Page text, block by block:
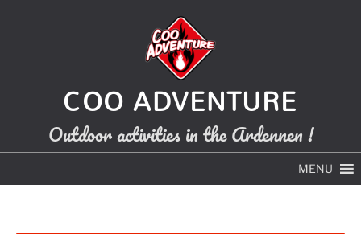
COO ADVENTURE
Outdoor activities in the Ardennen !
MENU